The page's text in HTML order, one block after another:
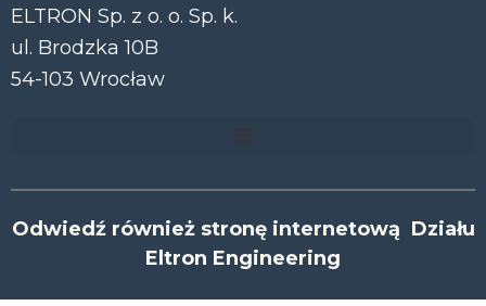
ELTRON Sp. z o. o. Sp. k.
ul. Brodzka 10B
54-103 Wrocław
Odwiedź również stronę internetową Działu
Eltron Engineering